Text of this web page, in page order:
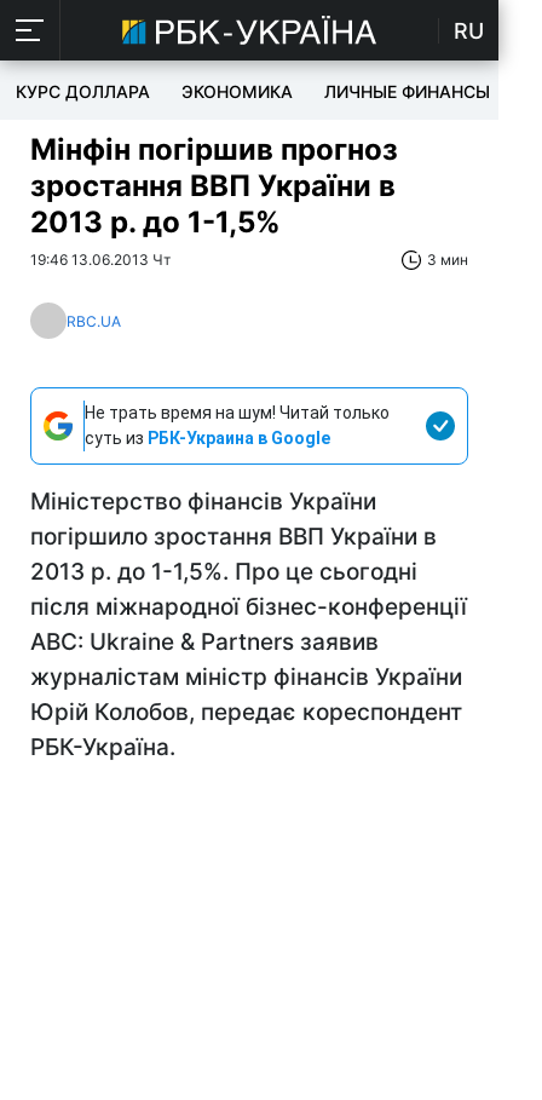
RU
КУРС ДОЛЛАРА ЭКОНОМИКА ЛИЧНЫЕ ФИНАНСЫ
Мінфін погіршив прогноз
зростання ВВП України в
2013 р. до 1-1,5%
19:46 13.06.2013 Чт 3 мин
RBC.UA
Не трать время на шум! Читай только
суть из РБК-Украина в Google
Міністерство фінансів України
погіршило зростання ВВП України в
2013 р. до 1-1,5%. Про це сьогодні
після міжнародної бізнес-конференції
ABC: Ukraine & Partners заявив
журналістам міністр фінансів України
Юрій Колобов, передає кореспондент
РБК-Україна.